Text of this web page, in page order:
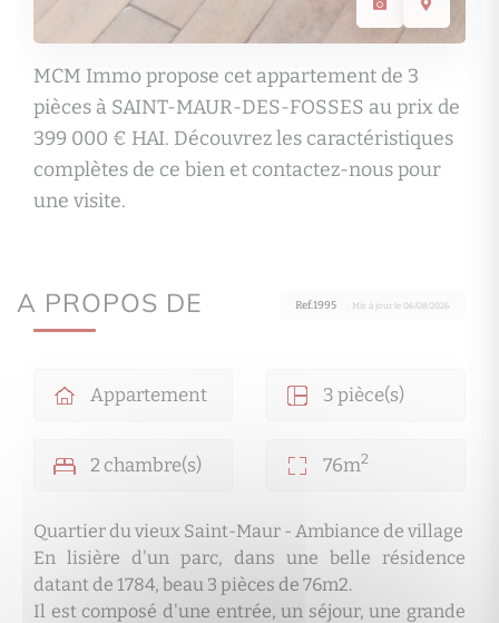
MCM Immo propose cet appartement de 3
pièces à SAINT-MAUR-DES-FOSSES au prix de
399 000 € HAI. Découvrez les caractéristiques
complètes de ce bien et contactez-nous pour
une visite.
A PROPOS DE Ref.1995 · Mis à jour le 06/08/2026
Appartement 3 pièce(s)
2 chambre(s) 76m2
Quartier du vieux Saint-Maur - Ambiance de village
En lisière d'un parc, dans une belle résidence
datant de 1784, beau 3 pièces de 76m2.
Il est composé d'une entrée, un séjour, une grande